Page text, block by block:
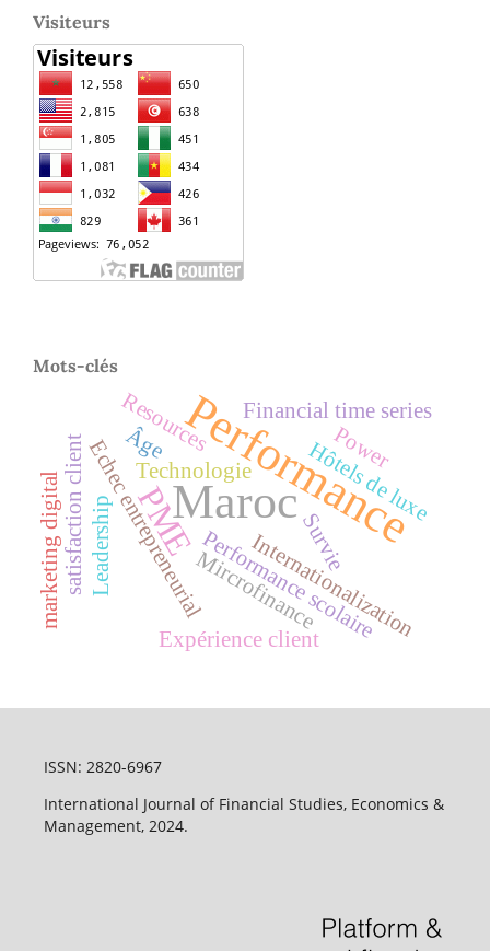
Visiteurs
Mots-clés
Maroc
Performance
PME
Echec entrepreneurialPerformance scolaire
Internationalization
Survie
Mircrofinance
Leadership
Expérience client
Financial time series
Hôtels de luxe
Technologie
Resources
satisfaction client Power
Âge
marketing digital
ISSN: 2820-6967
International Journal of Financial Studies, Economics &
Management, 2024.